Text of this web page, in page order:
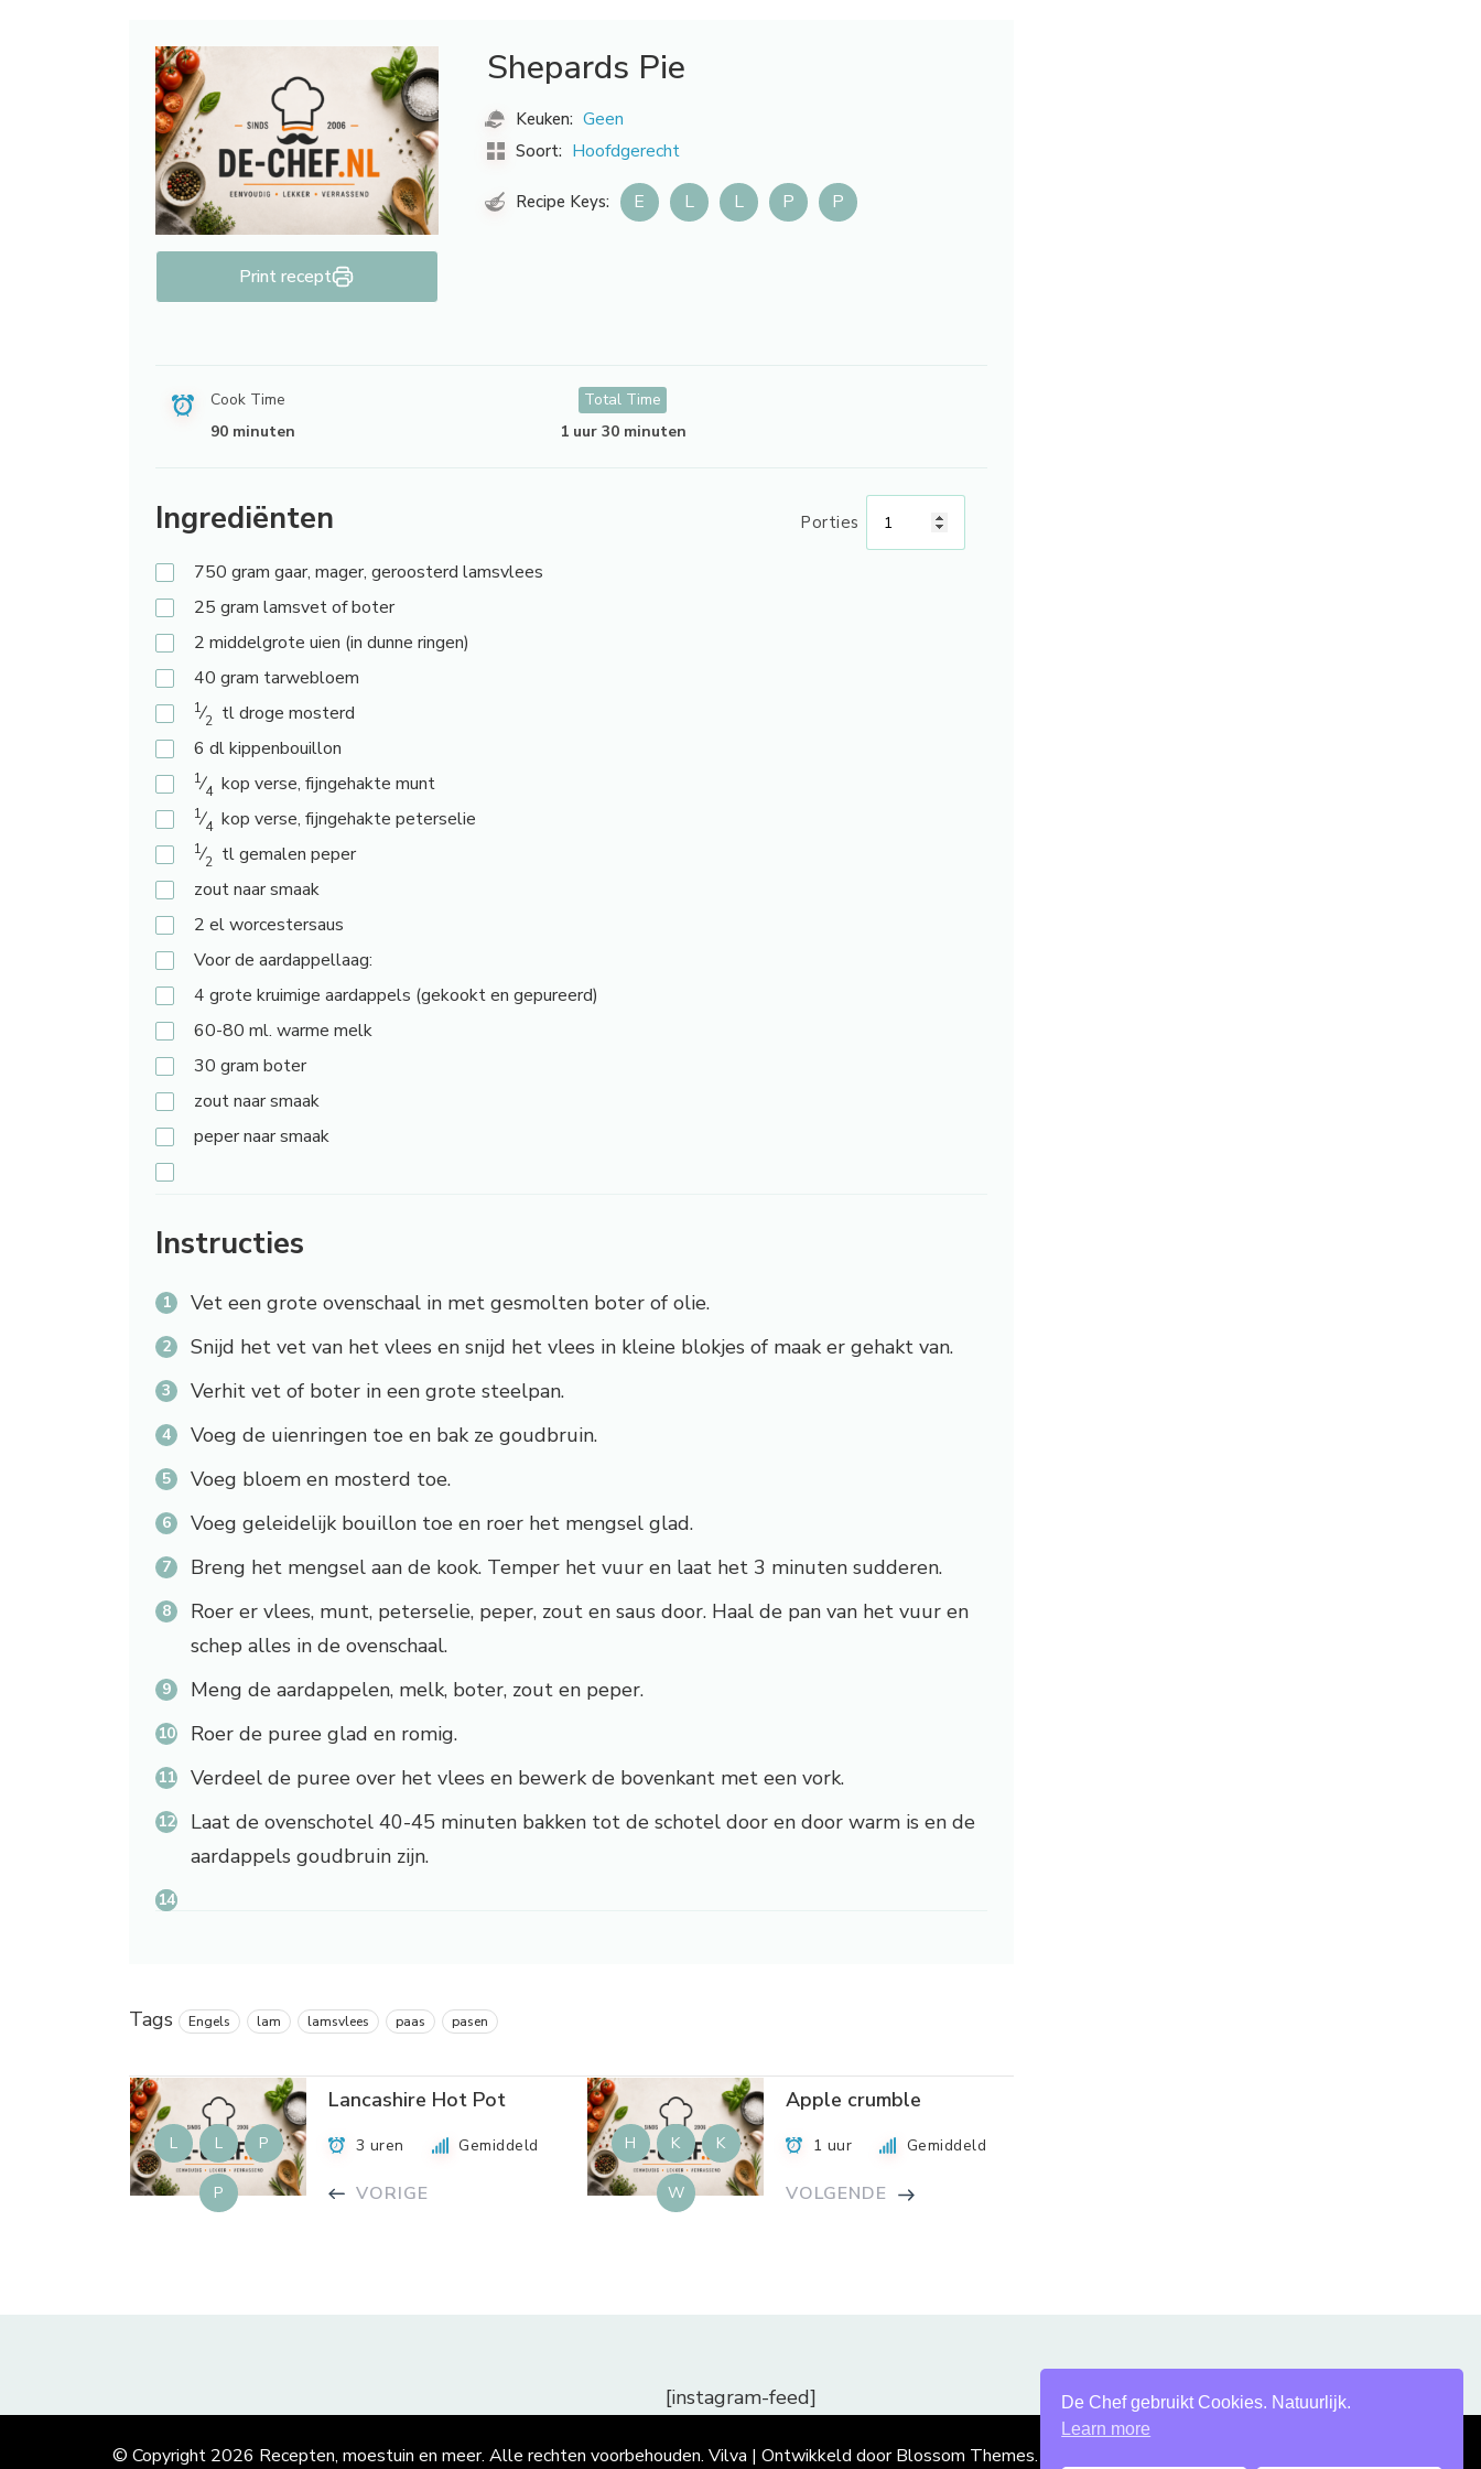
Print recept
Shepards Pie
Keuken: Geen
Soort: Hoofdgerecht
Recipe Keys: E L L P P
Cook Time
90 minuten
Total Time
1 uur 30 minuten
Ingrediënten Porties
750 gram gaar, mager, geroosterd lamsvlees
25 gram lamsvet of boter
2 middelgrote uien (in dunne ringen)
40 gram tarwebloem
1⁄2 tl droge mosterd
6 dl kippenbouillon
1⁄4 kop verse, fijngehakte munt
1⁄4 kop verse, fijngehakte peterselie
1⁄2 tl gemalen peper
zoutnaar smaak
2 el worcestersaus
Voorde aardappellaag:
4 grote kruimige aardappels (gekookt en gepureerd)
60-80 ml. warme melk
30 gram boter
zoutnaar smaak
pepernaar smaak
Instructies
Vet een grote ovenschaal in met gesmolten boter of olie.
Snijd het vet van het vlees en snijd het vlees in kleine blokjes of maak er gehakt van.
Verhit vet of boter in een grote steelpan.
Voeg de uienringen toe en bak ze goudbruin.
Voeg bloem en mosterd toe.
Voeg geleidelijk bouillon toe en roer het mengsel glad.
Breng het mengsel aan de kook. Temper het vuur en laat het 3 minuten sudderen.
Roer er vlees, munt, peterselie, peper, zout en saus door. Haal de pan van het vuur en
schep alles in de ovenschaal.
Meng de aardappelen, melk, boter, zout en peper.
Roer de puree glad en romig.
Verdeel de puree over het vlees en bewerk de bovenkant met een vork.
Laat de ovenschotel 40-45 minuten bakken tot de schotel door en door warm is en de
aardappels goudbruin zijn.
Tags Engels lam lamsvlees paas pasen
L L P
P
Lancashire Hot Pot
3 uren Gemiddeld
VORIGE
H K K
W
Apple crumble
1 uur Gemiddeld
VOLGENDE
[instagram-feed]
© Copyright 2026 Recepten, moestuin en meer. Alle rechten voorbehouden. Vilva | Ontwikkeld doorBlossom Themes. Mogelijk gemaakt door
De Chef gebruikt Cookies. Natuurlijk.
Learn more